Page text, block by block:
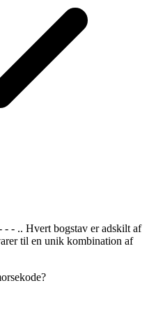
- - .. Hvert bogstav er adskilt af
til en unik kombination af